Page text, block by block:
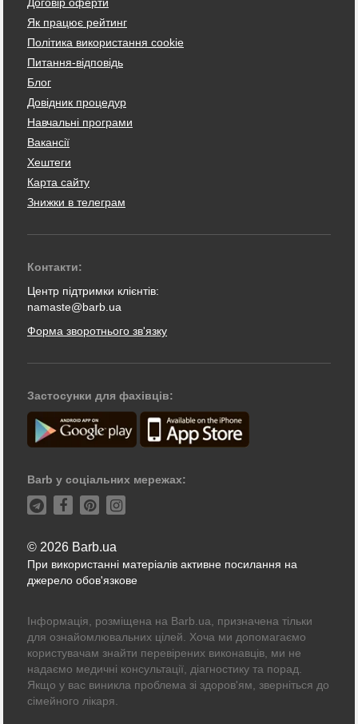
Як працює рейтинг
Політика використання cookie
Питання-відповідь
Блог
Довідник процедур
Навчальні програми
Вакансії
Хештеги
Карта сайту
Знижки в телеграм
Контакти:
Центр підтримки клієнтів:
namaste@barb.ua
Форма зворотнього зв'язку
Застосунки для фахівців:
Barb у соціальних мережах:
© 2026 Barb.ua
При використанні матеріалів активне посилання на
джерело обов'язкове
Інформація, розміщена на Barb.ua, призначена тільки
для ознайомлювальних цілей. Хоча ми допомагаємо
користувачам знайти перевірених виконавців, ми не
надаємо медичні консультації, діагностику та порад.
Якщо у вас виникла проблема зі здоров'ям, зверніться до
сімейного лікаря.